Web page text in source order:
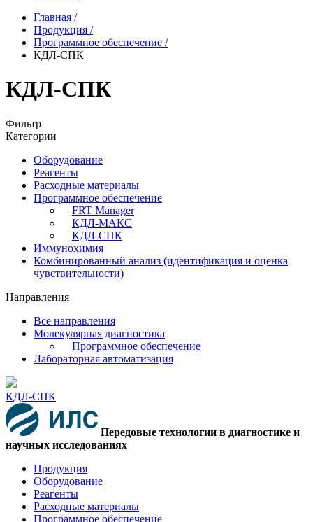
Главная /
Продукция /
Программное обеспечение /
КДЛ-СПК
КДЛ-СПК
Фильтр
Категории
Оборудование
Реагенты
Расходные материалы
Программное обеспечение
FRT Manager
КДЛ-МАКС
КДЛ-СПК
Иммунохимия
Комбинированный анализ (идентификация и оценка
чувствительности)
Направления
Все направления
Молекулярная диагностика
Программное обеспечение
Лабораторная автоматизация
КДЛ-СПК
Передовые технологии в диагностике и
научных исследованиях
Продукция
Оборудование
Реагенты
Расходные материалы
Программное обеспечение